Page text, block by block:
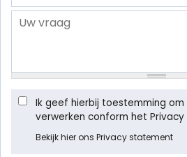
Ik geef hierbij toestemming
verwerken conform het
Bekijk hier ons Privacy statement